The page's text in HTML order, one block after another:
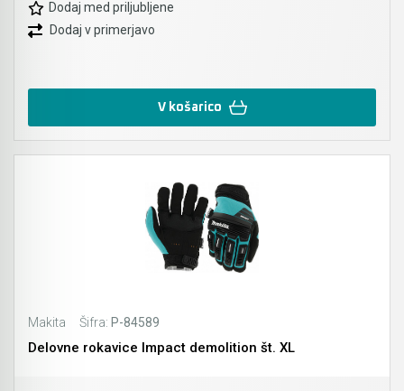
Dodaj med priljubljene
Dodaj v primerjavo
V košarico
Makita Šifra: P-84589
Delovne rokavice Impact demolition št. XL